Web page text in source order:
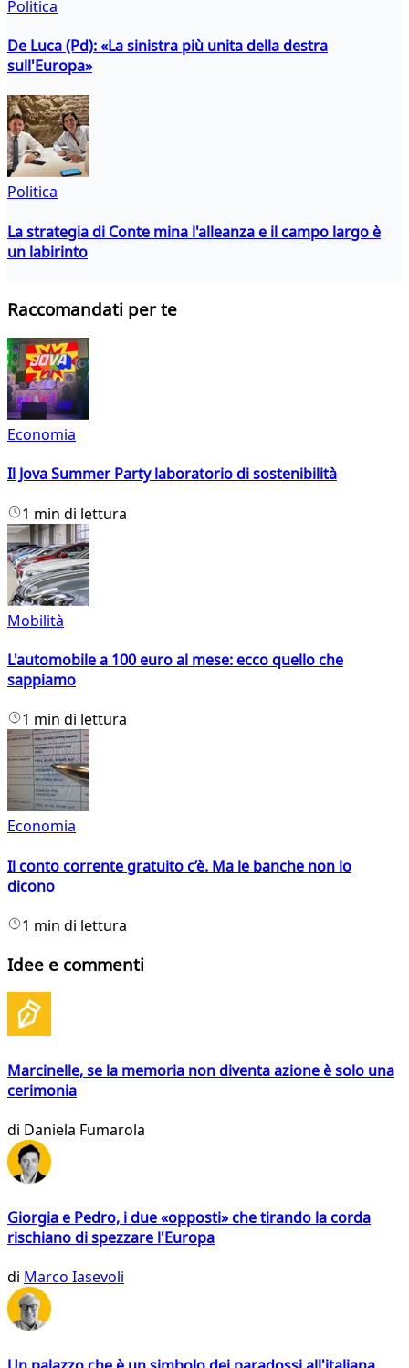
Politica
De Luca (Pd): «La sinistra più unita della destra
sull'Europa»
Politica
La strategia di Conte mina l'alleanza e il campo largo è
un labirinto
Raccomandati per te
Economia
Il Jova Summer Party laboratorio di sostenibilità
1 min di lettura
Mobilità
L'automobile a 100 euro al mese: ecco quello che
sappiamo
1 min di lettura
Economia
Il conto corrente gratuito c’è. Ma le banche non lo
dicono
1 min di lettura
Idee e commenti
Marcinelle, se la memoria non diventa azione è solo una
cerimonia
di Daniela Fumarola
Giorgia e Pedro, i due «opposti» che tirando la corda
rischiano di spezzare l'Europa
di Marco Iasevoli